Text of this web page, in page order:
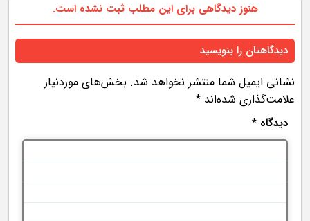
هنوز دیدگاهی برای این مطلب ثبت نشده است.
دیدگاهتان را بنویسید
نشانی ایمیل شما منتشر نخواهد شد. بخش‌های موردنیاز
علامت‌گذاری شده‌اند *
دیدگاه *